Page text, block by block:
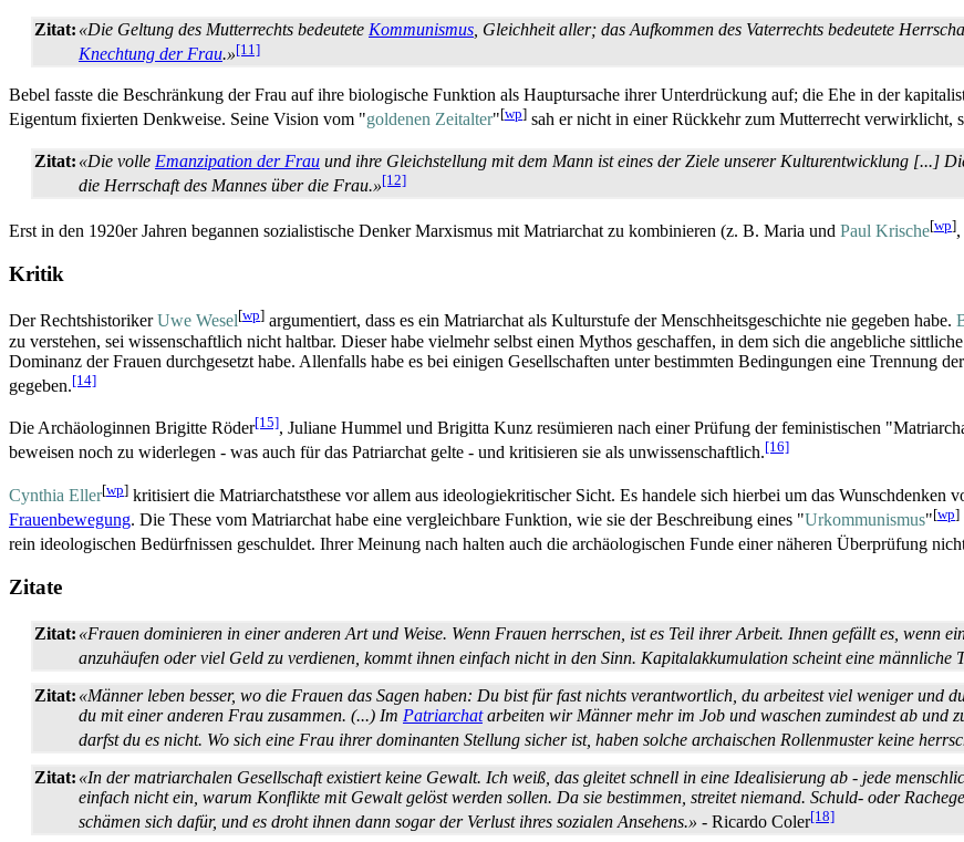
Zitat: «Die Geltung des Mutterrechts bedeutete Kommunismus , Gleichheit aller; das Aufkommen des Vaterrechts bedeutete
Knechtung der Frau.»[11]
Bebel fasste die Beschränkung der Frau auf ihre biologische Funktion als Hauptursache ihrer Unterdrückung auf; die Ehe in der
Eigentum fixierten Denkweise. Seine Vision vom "goldenen Zeitalter"[wp] sah er nicht in einer Rückkehr zum Mutterrecht verwirklicht,
Zitat: «Die volle Emanzipation der Frau und ihre Gleichstellung mit dem Mann ist eines der Ziele unserer Kultur­entwicklung [...]
die Herrschaft des Mannes über die Frau.»[12]
Erst in den 1920er Jahren begannen sozialistische Denker Marxismus mit Matriarchat zu kombinieren (z. B. Maria und Paul Krische[wp],
Kritik
Der RechtshistorikerUwe Wesel[wp] argumentiert, dass es ein Matriarchat als Kulturstufe der Menschheits­geschichte nie gegeben habe.
zu verstehen, sei wissenschaftlich nicht haltbar. Dieser habe vielmehr selbst einen Mythos geschaffen, in dem sich die angebliche
Dominanz der Frauen durchgesetzt habe. Allenfalls habe es bei einigen Gesellschaften unter bestimmten Bedingungen eine Trennung
gegeben.[14]
Die Archäologinnen Brigitte Röder[15], Juliane Hummel und Brigitta Kunz resümieren nach einer Prüfung der feministischen
beweisen noch zu widerlegen - was auch für das Patriarchat gelte - und kritisieren sie als unwissenschaftlich.[16]
Cynthia Eller[wp] kritisiert die Matriarchats­these vor allem aus ideologiekritischer Sicht. Es handele sich hierbei um das Wunschdenken
Frauenbewegung. Die These vom Matriarchat habe eine vergleichbare Funktion, wie sie der Beschreibung eines "Urkommunismus"[wp]
rein ideologischen Bedürfnissen geschuldet. Ihrer Meinung nach halten auch die archäologischen Funde einer näheren Überprüfung
Zitate
Zitat: «Frauen dominieren in einer anderen Art und Weise. Wenn Frauen herrschen, ist es Teil ihrer Arbeit. Ihnen gefällt es, wenn
anzuhäufen oder viel Geld zu verdienen, kommt ihnen einfach nicht in den Sinn. Kapital­akkumulation scheint eine männliche
Zitat: «Männer leben besser, wo die Frauen das Sagen haben: Du bist für fast nichts verantwortlich, du arbeitest viel weniger und
du mit einer anderen Frau zusammen. (...) Im Patriarchatarbeiten wir Männer mehr im Job und waschen zumindest ab und
darfst du es nicht. Wo sich eine Frau ihrer dominanten Stellung sicher ist, haben solche archaischen Rollenmuster keine
Zitat: «In der matriarchalen Gesellschaft existiert keine Gewalt. Ich weiß, das gleitet schnell in eine Idealisierung ab - jede
einfach nicht ein, warum Konflikte mit Gewalt gelöst werden sollen. Da sie bestimmen, streitet niemand. Schuld- oder
schämen sich dafür, und es droht ihnen dann sogar der Verlust ihres sozialen Ansehens.» - Ricardo Coler[18]